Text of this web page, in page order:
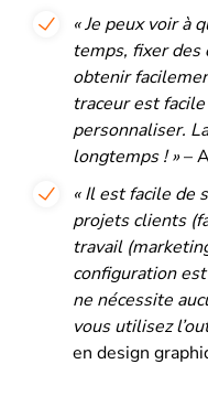
« Je peux voir à
temps, fixer
obtenir
traceur est
personnaliser.
longtemps ! »–
« Il est facile de
projets clients
travail
configuration
ne nécessite
vous utilisez
en design